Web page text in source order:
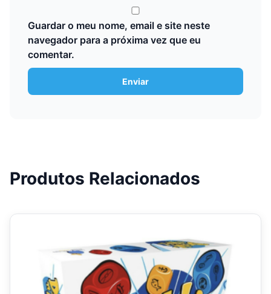
Guardar o meu nome, email e site neste
navegador para a próxima vez que eu
comentar.
Produtos Relacionados